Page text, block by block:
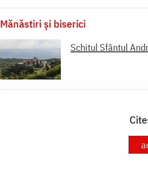
Mănăstiri și biserici
Schitul Sfântul